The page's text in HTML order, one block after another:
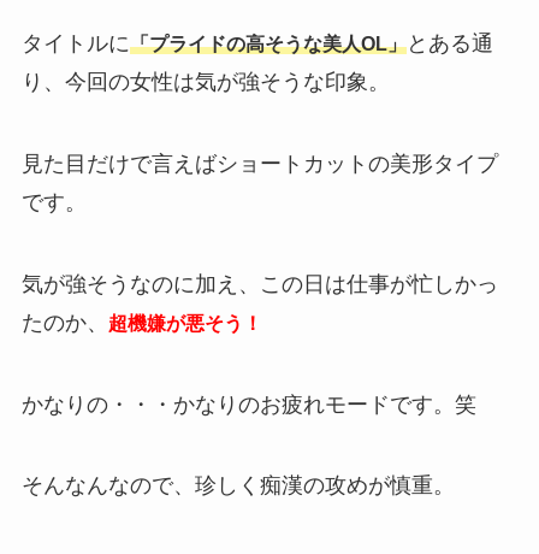
タイトルに「プライドの高そうな美人OL」とある通
り、今回の女性は気が強そうな印象。
見た目だけで言えばショートカットの美形タイプ
です。
気が強そうなのに加え、この日は仕事が忙しかっ
たのか、
超機嫌が悪そう！
かなりの・・・かなりのお疲れモードです。笑
そんなんなので、珍しく痴漢の攻めが慎重。